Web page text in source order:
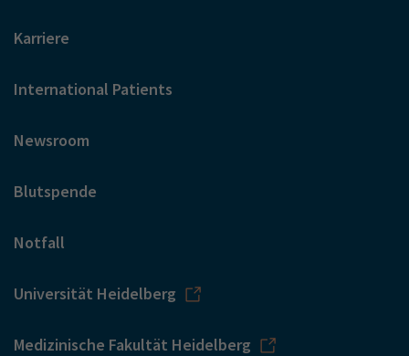
Karriere
International Patients
Newsroom
Blutspende
Notfall
Universität Heidelberg
Medizinische Fakultät Heidelberg